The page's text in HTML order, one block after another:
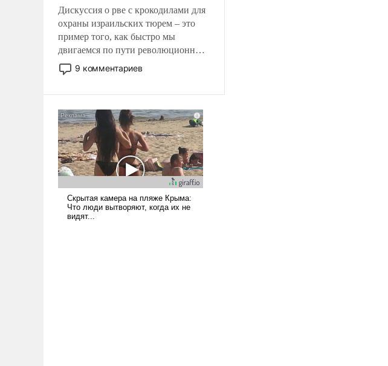
Дискуссия о рве с крокодилами для
охраны израильских тюрем – это
пример того, как быстро мы
двигаемся по пути революционных
изменений. То, что несколько лет
назад было образом для
9 комментариев